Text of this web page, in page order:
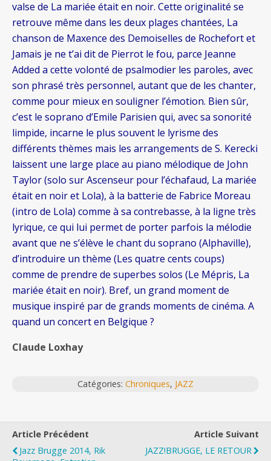
valse de La mariée était en noir. Cette originalité se
retrouve même dans les deux plages chantées, La
chanson de Maxence des Demoiselles de Rochefort et
Jamais je ne t’ai dit de Pierrot le fou, parce Jeanne
Added a cette volonté de psalmodier les paroles, avec
son phrasé très personnel, autant que de les chanter,
comme pour mieux en souligner l’émotion. Bien sûr,
c’est le soprano d’Emile Parisien qui, avec sa sonorité
limpide, incarne le plus souvent le lyrisme des
différents thèmes mais les arrangements de S. Kerecki
laissent une large place au piano mélodique de John
Taylor (solo sur Ascenseur pour l’échafaud, La mariée
était en noir et Lola), à la batterie de Fabrice Moreau
(intro de Lola) comme à sa contrebasse, à la ligne très
lyrique, ce qui lui permet de porter parfois la mélodie
avant que ne s’élève le chant du soprano (Alphaville),
d’introduire un thème (Les quatre cents coups)
comme de prendre de superbes solos (Le Mépris, La
mariée était en noir). Bref, un grand moment de
musique inspiré par de grands moments de cinéma. A
quand un concert en Belgique ?
Claude Loxhay
Catégories: Chroniques, JAZZ
Article Précédent
Jazz Brugge 2014, Rik
Article Suivant
JAZZ!BRUGGE, LE RETOUR